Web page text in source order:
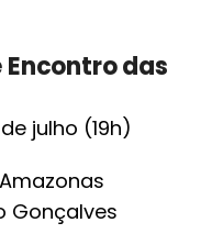
das
julho (19h)
Gonçalves